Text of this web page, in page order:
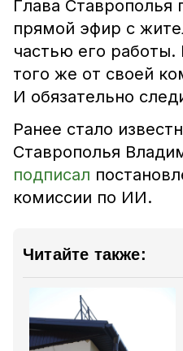
Глава Ставрополья
прямой эфир с
частью его
того же от своей
И обязательно
Ранее стало
Ставрополья
подписал
комиссии по ИИ.
Читайте также: